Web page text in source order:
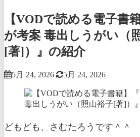
【VODで読める電子書
が考案 毒出しうがい（
[著]）』の紹介
5月 24, 2026 5月 24, 2026
どもども、さむたろうです＾＾